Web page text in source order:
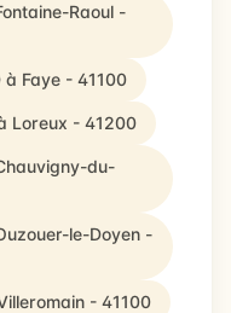
Raoul -
Faye - 41100
Loreux - 41200
du-
le-Doyen -
- 41100